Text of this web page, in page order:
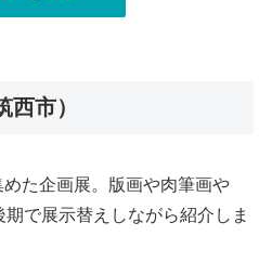
市）
た企画展。版画や肉筆画や
で展示替えしながら紹介しま